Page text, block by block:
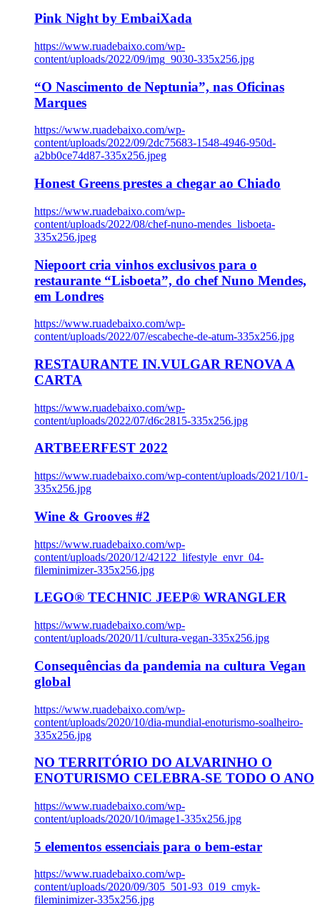
Pink Night by EmbaiXada
https://www.ruadebaixo.com/wp-
content/uploads/2022/09/img_9030-335x256.jpg
“O Nascimento de Neptunia”, nas Oficinas
Marques
https://www.ruadebaixo.com/wp-
content/uploads/2022/09/2dc75683-1548-4946-950d-
a2bb0ce74d87-335x256.jpeg
Honest Greens prestes a chegar ao Chiado
https://www.ruadebaixo.com/wp-
content/uploads/2022/08/chef-nuno-mendes_lisboeta-
335x256.jpeg
Niepoort cria vinhos exclusivos para o
restaurante “Lisboeta”, do chef Nuno Mendes,
em Londres
https://www.ruadebaixo.com/wp-
content/uploads/2022/07/escabeche-de-atum-335x256.jpg
RESTAURANTE IN.VULGAR RENOVA A
CARTA
https://www.ruadebaixo.com/wp-
content/uploads/2022/07/d6c2815-335x256.jpg
ARTBEERFEST 2022
https://www.ruadebaixo.com/wp-content/uploads/2021/10/1-
335x256.jpg
Wine & Grooves #2
https://www.ruadebaixo.com/wp-
content/uploads/2020/12/42122_lifestyle_envr_04-
fileminimizer-335x256.jpg
LEGO® TECHNIC JEEP® WRANGLER
https://www.ruadebaixo.com/wp-
content/uploads/2020/11/cultura-vegan-335x256.jpg
Consequências da pandemia na cultura Vegan
global
https://www.ruadebaixo.com/wp-
content/uploads/2020/10/dia-mundial-enoturismo-soalheiro-
335x256.jpg
NO TERRITÓRIO DO ALVARINHO O
ENOTURISMO CELEBRA-SE TODO O ANO
https://www.ruadebaixo.com/wp-
content/uploads/2020/10/image1-335x256.jpg
5 elementos essenciais para o bem-estar
https://www.ruadebaixo.com/wp-
content/uploads/2020/09/305_501-93_019_cmyk-
fileminimizer-335x256.jpg